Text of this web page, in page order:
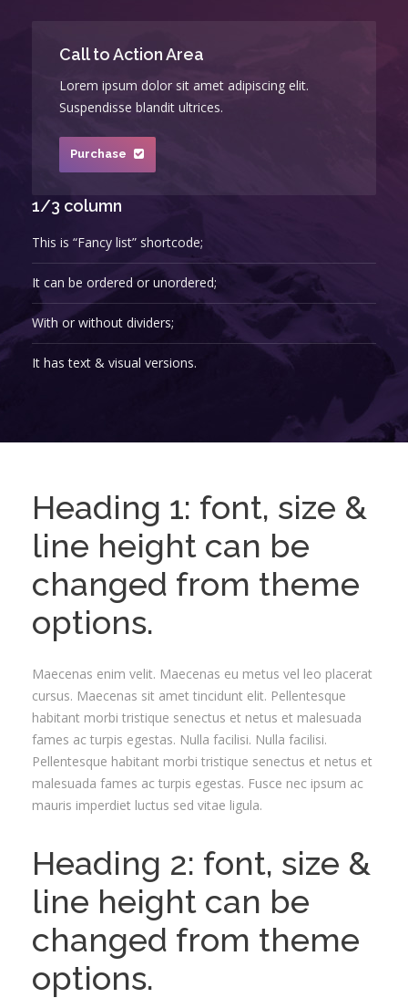
Call to Action Area
Lorem ipsum dolor sit amet adipiscing elit.
Suspendisse blandit ultrices.
Purchase
1/3 column
This is “Fancy list” shortcode;
It can be ordered or unordered;
With or without dividers;
It has text & visual versions.
Heading 1: font, size &
line height can be
changed from theme
options.
Maecenas enim velit. Maecenas eu metus vel leo placerat
cursus. Maecenas sit amet tincidunt elit. Pellentesque
habitant morbi tristique senectus et netus et malesuada
fames ac turpis egestas. Nulla facilisi. Nulla facilisi.
Pellentesque habitant morbi tristique senectus et netus et
malesuada fames ac turpis egestas. Fusce nec ipsum ac
mauris imperdiet luctus sed vitae ligula.
Heading 2: font, size &
line height can be
changed from theme
options.